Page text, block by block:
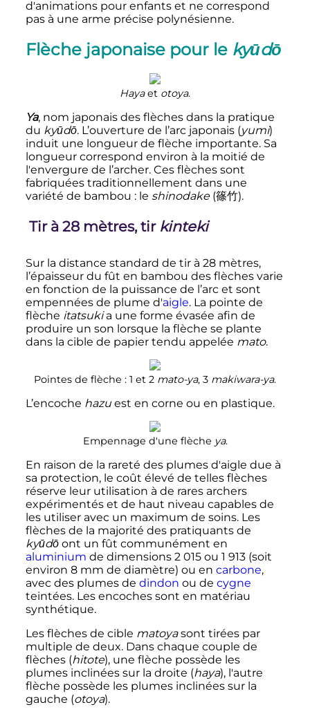
d'animations pour enfants et ne correspond
pas à une arme précise polynésienne.
Flèche japonaise pour le kyūdō
Hayaet otoya.
Ya, nom japonais des flèches dans la pratique
du kyūdō. L’ouverture de l’arc japonais (yumi)
induit une longueur de flèche importante. Sa
longueur correspond environ à la moitié de
l'envergure de l’archer. Ces flèches sont
fabriquées traditionnellement dans une
variété de bambou : le shinodake (篠竹).
Tir à 28 mètres, tir kinteki
Sur la distance standard de tir à 28 mètres,
l’épaisseur du fût en bambou des flèches varie
en fonction de la puissance de l’arc et sont
empennées de plume d'aigle. La pointe de
flèche itatsukia une forme évasée afin de
produire un son lorsque la flèche se plante
dans la cible de papier tendu appelée mato.
Pointes de flèche : 1 et 2 mato-ya, 3 makiwara-ya.
L’encoche hazuest en corne ou en plastique.
Empennage d'une flèche ya.
En raison de la rareté des plumes d'aigle due à
sa protection, le coût élevé de telles flèches
réserve leur utilisation à de rares archers
expérimentés et de haut niveau capables de
les utiliser avec un maximum de soins. Les
flèches de la majorité des pratiquants de
kyūdōont un fût communément en
aluminium de dimensions 2 015ou 1 913(soit
environ 8 mm de diamètre) ou en carbone,
avec des plumes de dindon ou de cygne
teintées. Les encoches sont en matériau
synthétique.
Les flèches de cible matoyasont tirées par
multiple de deux. Dans chaque couple de
flèches (hitote), une flèche possède les
plumes inclinées sur la droite (haya), l'autre
flèche possède les plumes inclinées sur la
gauche (otoya).